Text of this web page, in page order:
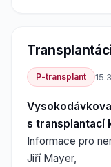
P-transplant
s transplantací
Informace pro
Jiří Mayer,